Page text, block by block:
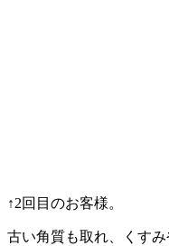
↑2回目のお客様。
古い角質も取れ、くす